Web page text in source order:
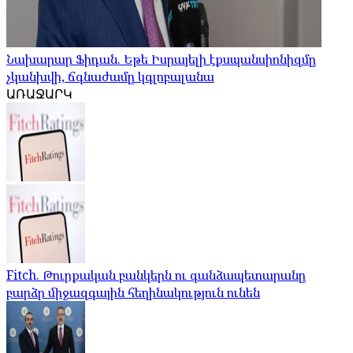
Նախարար Ֆիդան. Եթե Իսրայելի էքսպանսիոնիզմը
չկանխվի, ճգնաժամը կգլոբալանա
ԱՌԱՋԱՐԿ
Fitch. Թուրքական բանկերն ու գանձապետարանը
բարձր միջազգային հեղինակություն ունեն